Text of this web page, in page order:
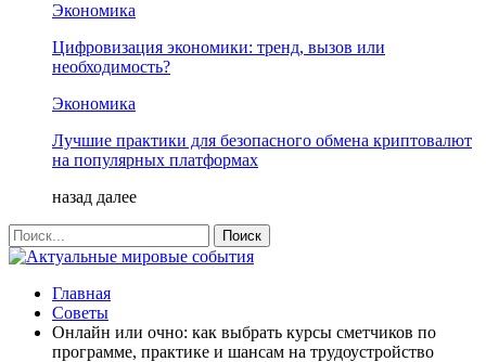
Экономика
Цифровизация экономики: тренд, вызов или
необходимость?
Экономика
Лучшие практики для безопасного обмена криптовалют
на популярных платформах
назад далее
Главная
Советы
Онлайн или очно: как выбрать курсы сметчиков по
программе, практике и шансам на трудоустройство